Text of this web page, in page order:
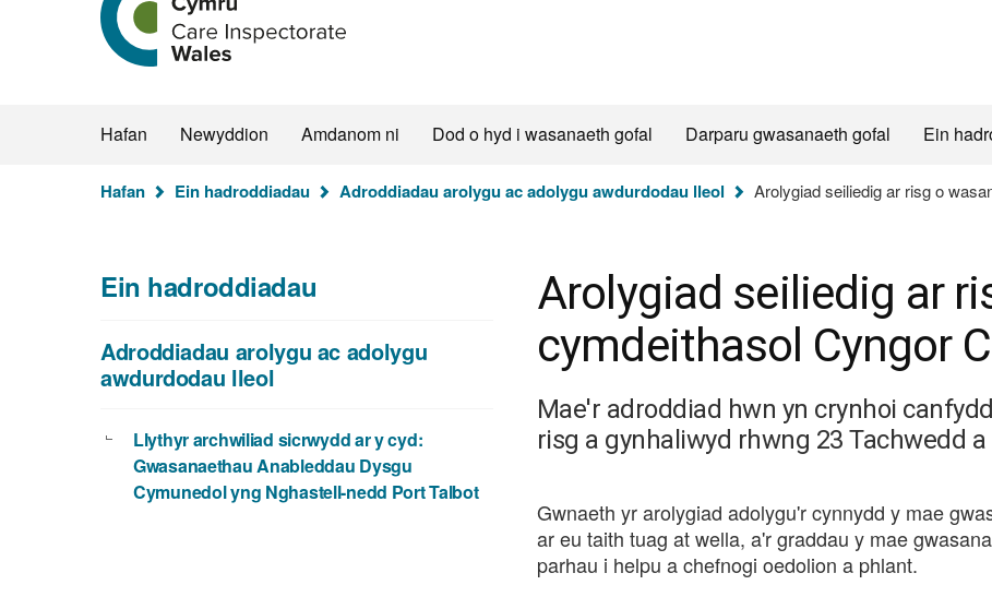
hafan
Arolygiaeth
Gofal
Hafan Newyddion Amdanom ni Dod o hyd i wasanaeth gofal Darparu gwasanaeth gofal Ein
Rydych
Hafan Ein hadroddiadau Adroddiadau arolygu ac adolygu awdurdodau lleol Arolygiad seiliedig ar risg o
Arolygiad seiliedig ar
cymdeithasol Cyngor
Mae'r adroddiad hwn yn crynhoi
risg a gynhaliwyd rhwng 23 Tachwedd a
Gwnaeth yr arolygiad adolygu'r cynnydd y mae
ar eu taith tuag at wella, a'r graddau y mae
parhau i helpu a chefnogi oedolion a phlant.
Ein hadroddiadau
Adroddiadau arolygu ac adolygu
awdurdodau lleol
Llythyr archwiliad sicrwydd ar y cyd:
Gwasanaethau Anableddau Dysgu
Cymunedol yng Nghastell-nedd Port Talbot